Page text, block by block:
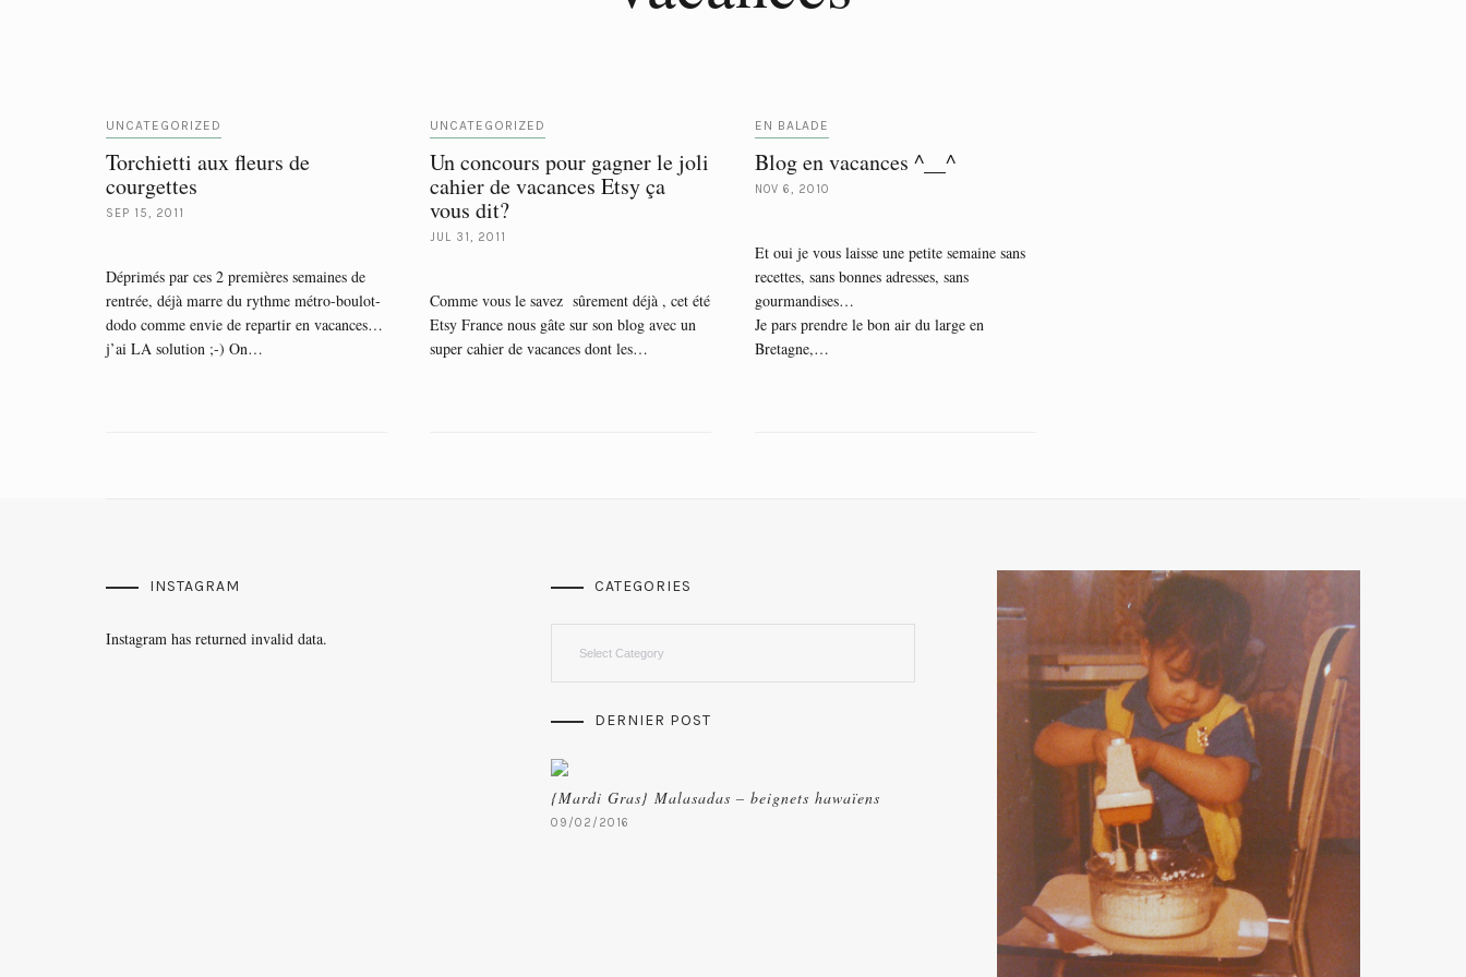
UNCATEGORIZED
Torchietti aux fleurs de
courgettes
SEP 15, 2011
Déprimés par ces 2 premières semaines de
rentrée, déjà marre du rythme métro-boulot-
dodo comme envie de repartir en vacances…
j’ai LA solution ;-) On…
UNCATEGORIZED
Un concours pour gagner le joli
cahier de vacances Etsy ça
vous dit?
JUL 31, 2011
Comme vous le savez sûrement déjà , cet été
Etsy France nous gâte sur son blog avec un
super cahier de vacances dont les…
EN BALADE
Blog en vacances ^__^
NOV 6, 2010
Et oui je vous laisse une petite semaine sans
recettes, sans bonnes adresses, sans
gourmandises…
Je pars prendre le bon air du large en
Bretagne,…
INSTAGRAM
Instagram has returned invalid data.
CATEGORIES
DERNIER POST
{Mardi Gras} Malasadas – beignets hawaïens
09/02/2016